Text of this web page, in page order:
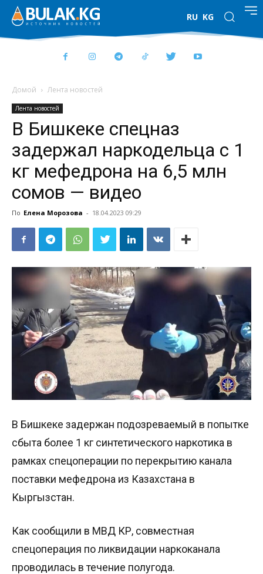
RU KG
Домой Лента новостей
Лента новостей
В Бишкеке спецназ
задержал наркодельца с 1
кг мефедрона на 6,5 млн
сомов — видео
По Елена Морозова - 18.04.2023 09:29
В Бишкеке задержан подозреваемый в попытке
сбыта более 1 кг синтетического наркотика в
рамках спецоперации по перекрытию канала
поставки мефедрона из Казахстана в
Кыргызстан.
Как сообщили в МВД КР, совместная
спецоперация по ликвидации наркоканала
проводилась в течение полугода.